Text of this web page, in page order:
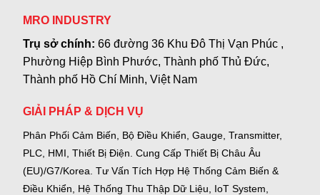
MRO INDUSTRY
Trụ sở chính:66 đường 36 Khu Đô Thị Vạn Phúc ,
Phường Hiệp Bình Phước, Thành phố Thủ Đức,
Thành phố Hồ Chí Minh, Việt Nam
GIẢI PHÁP & DỊCH VỤ
Phân Phối Cảm Biến, Bộ Điều Khiển, Gauge, Transmitter,
PLC, HMI, Thiết Bị Điện. Cung Cấp Thiết Bị Châu Âu
(EU)/G7/Korea. Tư Vấn Tích Hợp Hệ Thống Cảm Biến &
Điều Khiển, Hệ Thống Thu Thập Dữ Liệu, IoT System,